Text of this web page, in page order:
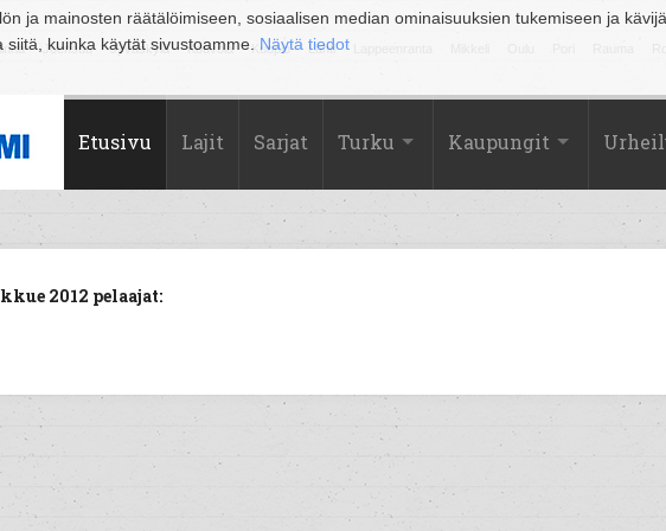
ja mainosten räätälöimiseen, sosiaalisen median ominaisuuksien tukemiseen ja
kuinka käytät sivustoamme. Näytä tiedot
Joensuu Jyväskylä Kouvola Kuopio Lahti
Etusivu Lajit Sarjat Turku Kaupungit
2012 pelaajat: